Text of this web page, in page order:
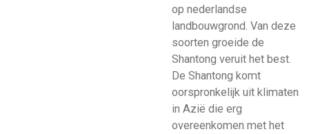
op nederlandse
landbouwgrond. Van deze
soorten groeide de
Shantong veruit het best.
De Shantong komt
oorspronkelijk uit klimaten
in Azië die erg
overeenkomen met het